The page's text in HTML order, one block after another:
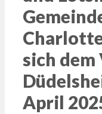
sich
April